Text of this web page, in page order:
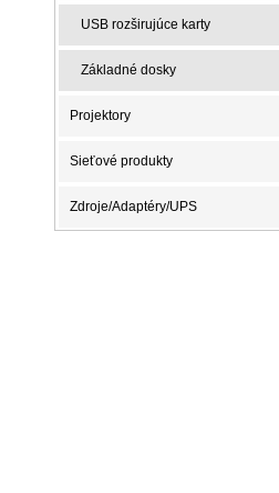
USB rozširujúce karty
Základné dosky
Projektory
Sieťové produkty
Zdroje/Adaptéry/UPS